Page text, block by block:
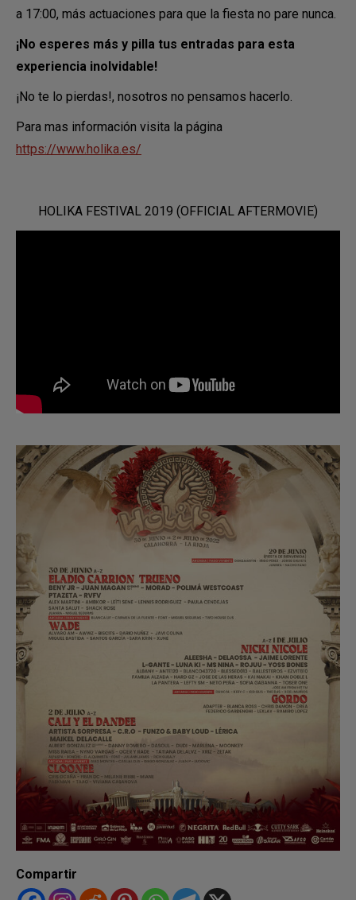
a 17:00, más actuaciones para que la fiesta no pare nunca.
¡No esperes más y pilla tus entradas para esta
experiencia inolvidable!
¡No te lo pierdas!, nosotros no pensamos hacerlo.
Para mas información visita la página
https://www.holika.es/
HOLIKA FESTIVAL 2019 (OFFICIAL AFTERMOVIE)
Compartir